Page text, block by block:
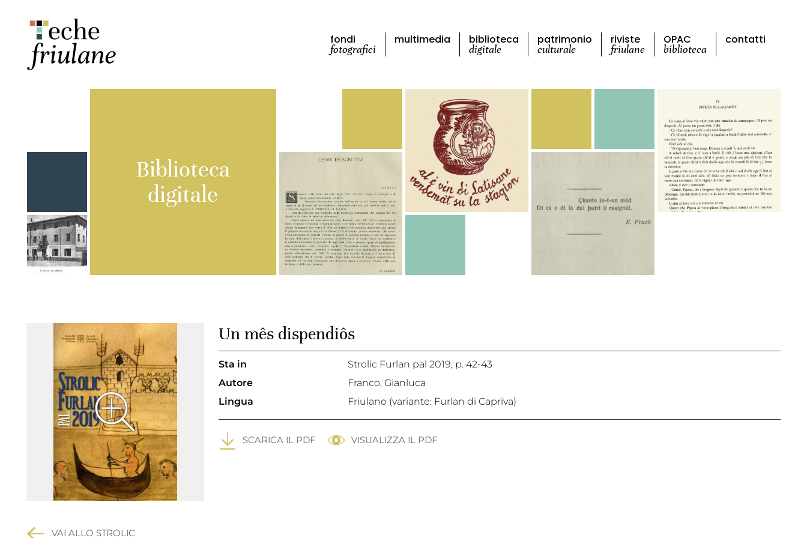
fondi
fotografici
multimedia biblioteca
digitale
patrimonio
culturale
riviste
friulane
OPAC
biblioteca
contatti
Biblioteca
digitale
VAI ALLO STROLIC
Un mês dispendiôs
Sta in Strolic Furlan pal 2019, p. 42-43
Autore
Franco, Gianluca
Lingua
Friulano (variante: Furlan di Capriva)
SCARICA IL PDF VISUALIZZA IL PDF